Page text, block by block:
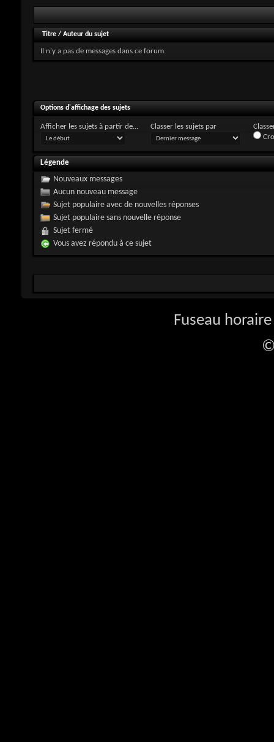
Titre / Auteur du sujet
Il n'y a pas de messages dans ce forum.
Options d'affichage des sujets
Afficher les sujets à partir de... Classer les sujets par
Légende
Nouveaux messages
Aucun nouveau message
Sujet populaire avec de nouvelles réponses
Sujet populaire sans nouvelle réponse
Sujet fermé
Vous avez répondu à ce sujet
Fuseau